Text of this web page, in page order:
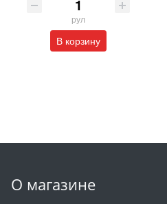
рул
В корзину
О магазине